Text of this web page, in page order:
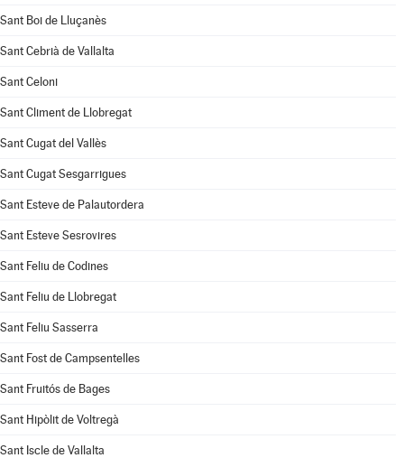
Sant Boi de Lluçanès
Sant Cebrià de Vallalta
Sant Celoni
Sant Climent de Llobregat
Sant Cugat del Vallès
Sant Cugat Sesgarrigues
Sant Esteve de Palautordera
Sant Esteve Sesrovires
Sant Feliu de Codines
Sant Feliu de Llobregat
Sant Feliu Sasserra
Sant Fost de Campsentelles
Sant Fruitós de Bages
Sant Hipòlit de Voltregà
Sant Iscle de Vallalta